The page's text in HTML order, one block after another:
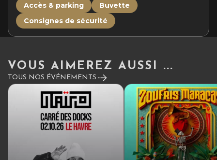
Accès & parking
Buvette
Consignes de sécurité
VOUS AIMEREZ AUSSI ...
TOUS NOS ÉVÉNEMENTS